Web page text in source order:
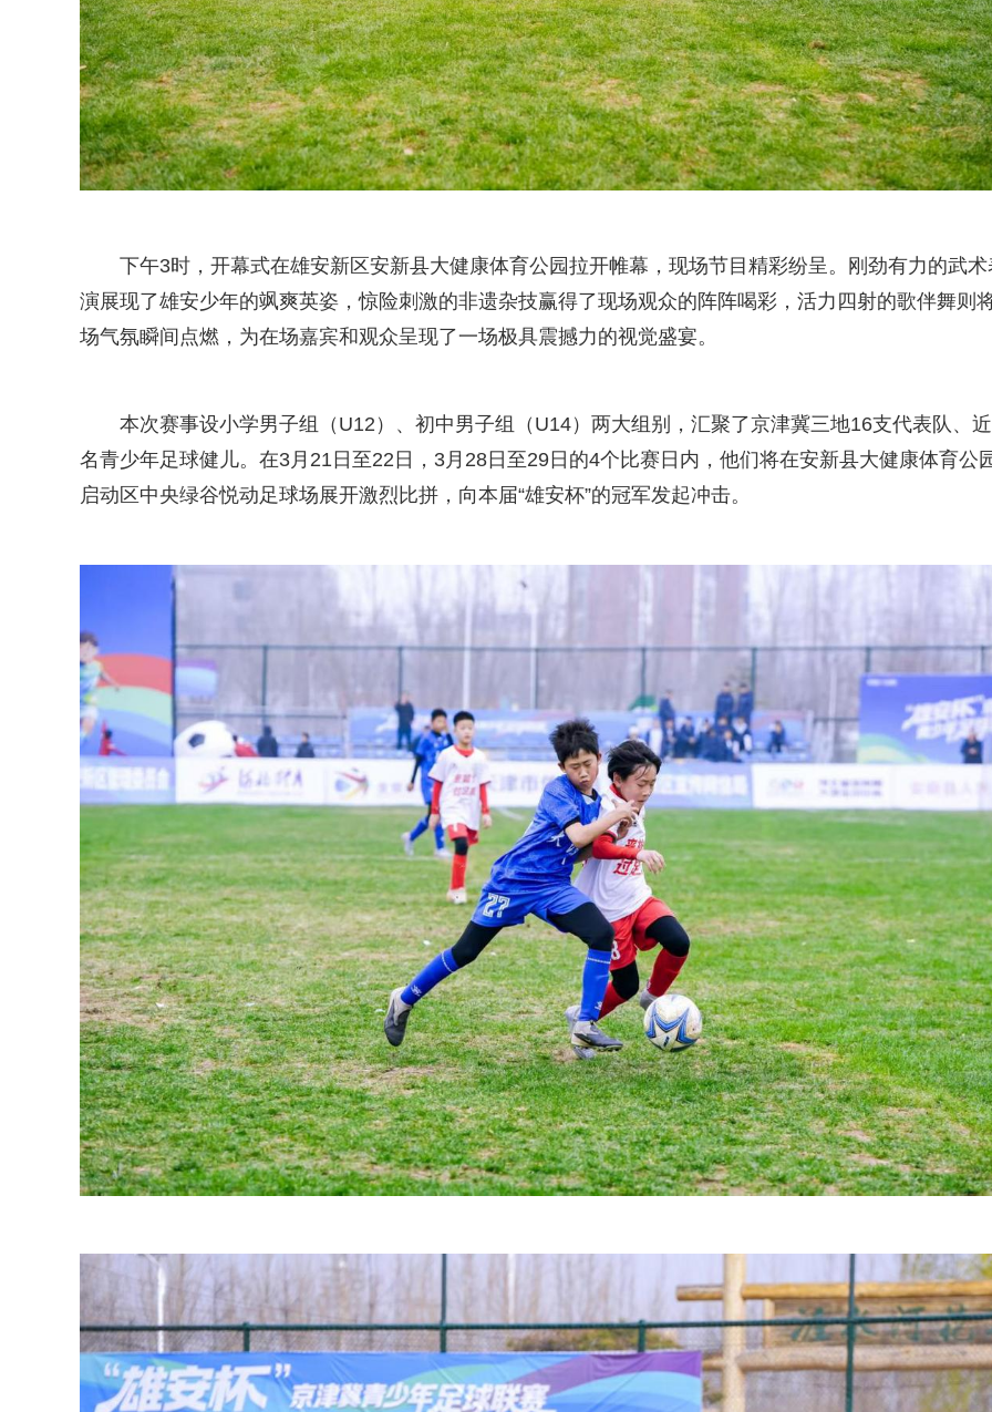
下午3时，开幕式在雄安新区安新县大健康体育公园拉开帷幕，现场节目精彩纷呈。刚劲有力的武术
演展现了雄安少年的飒爽英姿，惊险刺激的非遗杂技赢得了现场观众的阵阵喝彩，活力四射的歌伴舞则
场气氛瞬间点燃，为在场嘉宾和观众呈现了一场极具震撼力的视觉盛宴。
本次赛事设小学男子组（U12）、初中男子组（U14）两大组别，汇聚了京津冀三地16支代表队、
名青少年足球健儿。在3月21日至22日，3月28日至29日的4个比赛日内，他们将在安新县大健康体育公
启动区中央绿谷悦动足球场展开激烈比拼，向本届“雄安杯”的冠军发起冲击。